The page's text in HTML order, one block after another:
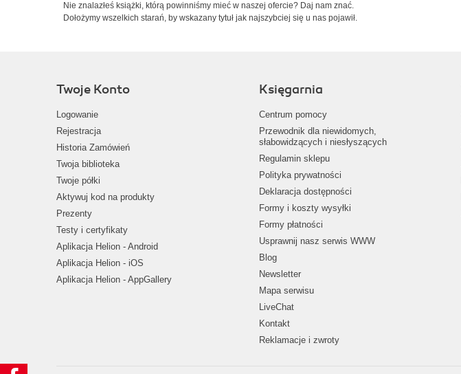
Nie znalazłeś książki, którą powinniśmy mieć w naszej ofercie? Daj nam znać.
Dołożymy wszelkich starań, by wskazany tytuł jak najszybciej się u nas pojawił.
Twoje Konto
Logowanie
Rejestracja
Historia Zamówień
Twoja biblioteka
Twoje półki
Aktywuj kod na produkty
Prezenty
Testy i certyfikaty
Aplikacja Helion - Android
Aplikacja Helion - iOS
Aplikacja Helion - AppGallery
Księgarnia
Centrum pomocy
Przewodnik dla niewidomych,
słabowidzących i niesłyszących
Regulamin sklepu
Polityka prywatności
Deklaracja dostępności
Formy i koszty wysyłki
Formy płatności
Usprawnij nasz serwis WWW
Blog
Newsletter
Mapa serwisu
LiveChat
Kontakt
Reklamacje i zwroty